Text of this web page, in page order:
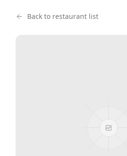
Back to restaurant list